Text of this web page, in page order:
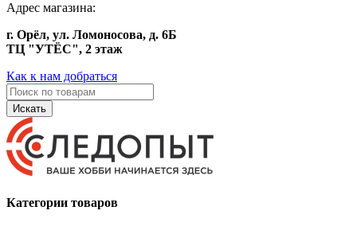
Адрес магазина:
г. Орёл, ул. Ломоносова, д. 6Б
ТЦ "УТЁС", 2 этаж
Как к нам добраться
Искать
Категории товаров